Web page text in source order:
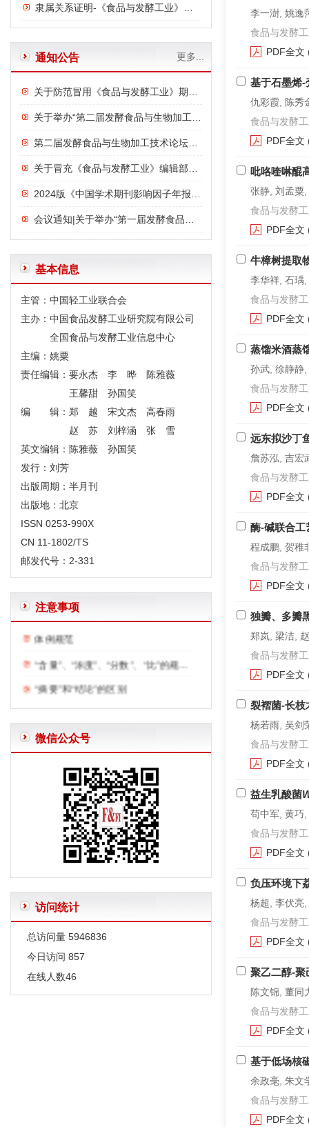
李一澍, 姚逸
食品与发酵
PDF全文
基于石墨烯-
仇彩霞, 陈秀
食品与发酵
PDF全文
吡咯喹啉醌
张静, 刘孟粟
食品与发酵
PDF全文
牛樟树提取
李华祥, 石瑀
食品与发酵
PDF全文
蒸馏米酒蒸
孙武, 徐静静
食品与发酵
PDF全文
远东拟沙丁
詹苏泓, 吉宏
食品与发酵
PDF全文
酶-碱联合工
程成鹏, 贺稚
食品与发酵
PDF全文
独瓣、多瓣
郑岚, 梁洁,
食品与发酵
PDF全文
裂褶菌-长枝
杨若雨, 吴剑
食品与发酵
PDF全文
益生乳酸菌
苟中军, 黄巧
食品与发酵
PDF全文
负压环境下
杨超, 李伏亮
食品与发酵
PDF全文
聚乙二醇-聚
陈文锦, 董同
食品与发酵
PDF全文
基于低场核
余政毫, 朱文
食品与发酵
PDF全文
通知公告 更多...
基本信息
主管：中国轻工业联合会
主办：中国食品发酵工业研究院有限公司
全国食品与发酵工业信息中心
主编：姚粟
责任编辑：要永杰 李 晔 陈雅薇
王馨甜 孙国笑
编 辑：郑 越 宋文杰 高春雨
赵 苏 刘梓涵 张 雪
英文编辑：陈雅薇 孙国笑
发行：刘芳
出版周期：半月刊
出版地：北京
ISSN 0253-990X
CN 11-1802/TS
邮发代号：2-331
注意事项
“摘要”和“结论”的区别
给作者投稿的一些建议
正确使用表格中的空白—和0
有关微生物名称的一些说明
微信公众号
访问统计
总访问量 5946836
今日访问 857
在线人数46